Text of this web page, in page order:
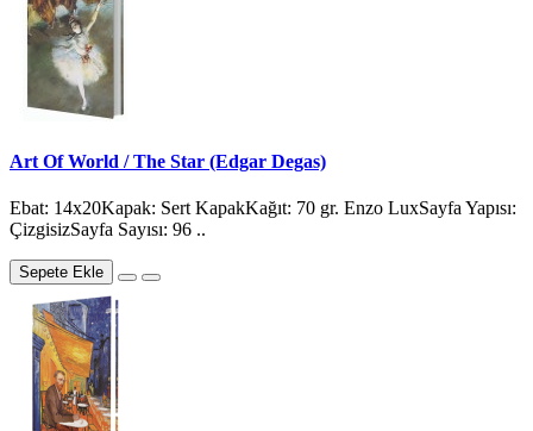
Art Of World / The Star (Edgar Degas)
Ebat: 14x20Kapak: Sert KapakKağıt: 70 gr. Enzo LuxSayfa Yapısı:
ÇizgisizSayfa Sayısı: 96 ..
Sepete Ekle